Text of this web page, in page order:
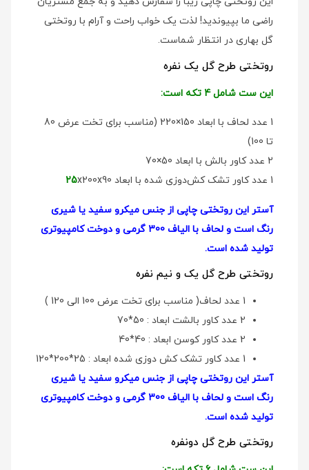
راضی ما بپیوندید! لذت یک خواب راحت و آرام با روتختی
گل بهاری در انتظار شماست.
روتختی طرح گل یک نفره
این ست شامل 4 تکه است:
1 عدد لحاف با ابعاد 150×220 (مناسب برای تخت عرض 80
تا 100)
2 عدد کاور بالش با ابعاد 50×70
1 عدد کاور تشک کش‌دوزی شده با ابعاد
25x200x90
آستر این روتختی چاپی از جنس میکرو سفید یا شیری
رنگ است و لحاف با الیاف 300 گرمی و دوخت کامپیوتری
تولید شده است.
روتختی طرح گل یک و نیم نفره
1 عدد لحاف( مناسب برای تخت عرض 100 الی 120 )
2 عدد کاور بالشت ابعاد : 50*70
2 عدد کاور کوسن ابعاد : 40*40
1 عدد کاور تشک کش دوزی شده ابعاد : 25*200*120
آستر این روتختی چاپی از جنس میکرو سفید یا شیری
رنگ است و لحاف با الیاف 300 گرمی و دوخت کامپیوتری
تولید شده است.
روتختی طرح گل دو‌نفره